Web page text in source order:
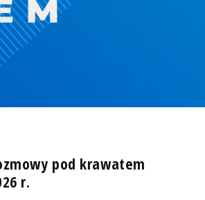
pod krawatem
r.